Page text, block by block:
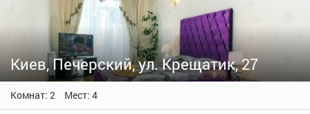
Киев, Печерский, ул. Крещатик, 27
Комнат: 2 Мест: 4